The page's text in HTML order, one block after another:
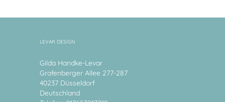
LEVAR DESIGN
Gilda Handke-Levar
Grafenberger Allee 277-287
40237 Düsseldorf
Deutschland